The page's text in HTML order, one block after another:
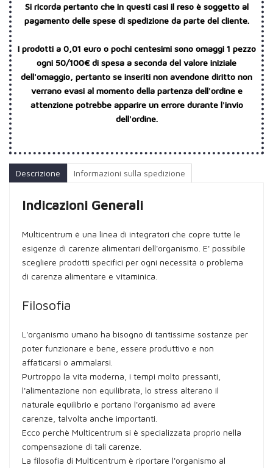
Si ricorda pertanto che in questi casi il reso è soggetto al
pagamento delle spese di spedizione da parte del cliente.
I prodotti a 0,01 euro o pochi centesimi sono omaggi 1 pezzo
ogni 50/100€ di spesa a seconda del valore iniziale
dell'omaggio, pertanto se inseriti non avendone diritto non
verrano evasi al momento della partenza dell'ordine e
attenzione potrebbe apparire un errore durante l'invio
dell'ordine.
Descrizione Informazioni sulla spedizione
Indicazioni Generali
Multicentrum è una linea di integratori che copre tutte le
esigenze di carenze alimentari dell'organismo. E' possibile
scegliere prodotti specifici per ogni necessità o problema
di carenza alimentare e vitaminica.
Filosofia
L'organismo umano ha bisogno di tantissime sostanze per
poter funzionare e bene, essere produttivo e non
affaticarsi o ammalarsi.
Purtroppo la vita moderna, i tempi molto pressanti,
l'alimentazione non equilibrata, lo stress alterano il
naturale equilibrio e portano l'organismo ad avere
carenze, talvolta anche importanti.
Ecco perchè Multicentrum si è specializzata proprio nella
compensazione di tali carenze.
La filosofia di Multicentrum è riportare l'organismo al